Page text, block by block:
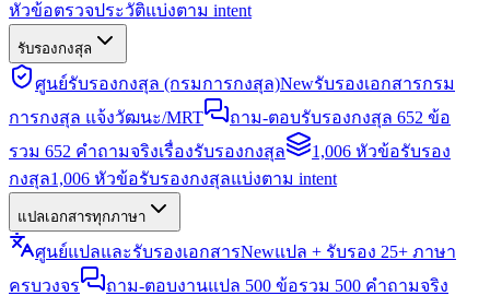
หัวข้อตรวจประวัติแบ่งตาม intent
รับรองกงสุล
ศูนย์รับรองกงสุล (กรมการกงสุล)Newรับรองเอกสารกรม
การกงสุล แจ้งวัฒนะ/MRT
ถาม-ตอบรับรองกงสุล 652 ข้อ
รวม 652 คำถามจริงเรื่องรับรองกงสุล
1,006 หัวข้อรับรอง
กงสุล1,006 หัวข้อรับรองกงสุลแบ่งตาม intent
แปลเอกสารทุกภาษา
ศูนย์แปลและรับรองเอกสารNewแปล + รับรอง 25+ ภาษา
ครบวงจร
ถาม-ตอบงานแปล 500 ข้อรวม 500 คำถามจริง